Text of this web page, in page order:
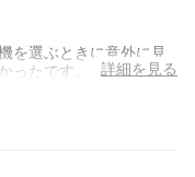
を選ぶときに意外に見
ったです。
詳細を見る